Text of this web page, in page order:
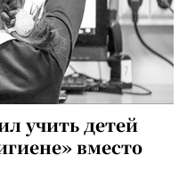
учить детей
вместо